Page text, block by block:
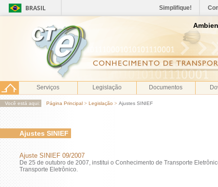
BRASIL Simplifique!
Serviços Legislação Documentos
Você está aqui: Página Principal > Legislação > Ajustes SINIEF
Ajustes SINIEF
Ajuste SINIEF 09/2007
De 25 de outubro de 2007, institui o Conhecimento de Transporte
Transporte Eletrônico.